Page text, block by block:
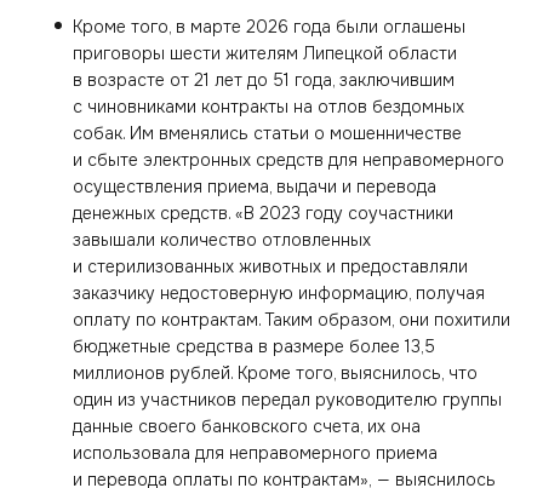
Кроме того, в марте 2026 года были оглашены
приговоры шести жителям Липецкой области
в возрасте от 21 лет до 51 года, заключившим
с чиновниками контракты на отлов бездомных
собак. Им вменялись статьи о мошенничестве
и сбыте электронных средств для неправомерного
осуществления приема, выдачи и перевода
денежных средств. «В 2023 году соучастники
завышали количество отловленных
и стерилизованных животных и предоставляли
заказчику недостоверную информацию, получая
оплату по контрактам. Таким образом, они похитили
бюджетные средства в размере более 13,5
миллионов рублей. Кроме того, выяснилось, что
один из участников передал руководителю группы
данные своего банковского счета, их она
использовала для неправомерного приема
и перевода оплаты по контрактам», — выяснилось